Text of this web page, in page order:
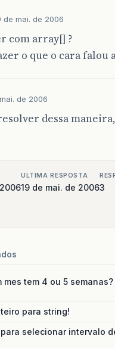
de mai. de 2006
com array[] ?
o que o cara falou
de 2006
dessa
ULTIMA RESPOSTA
19 de mai. de 20063
mes tem 4 ou 5 semanas?
para string!
para selecionar intervalo